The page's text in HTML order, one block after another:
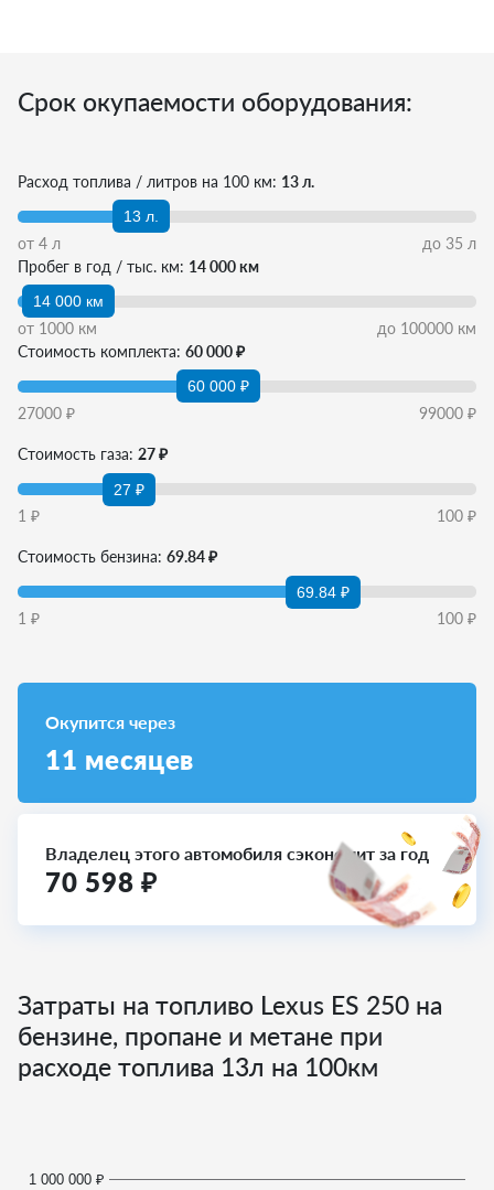
Срок окупаемости оборудования:
Расход топлива / литров на 100 км: 13 л.
13 л.
от 4 л до 35 л
Пробег в год / тыс. км: 14 000 км
14 000 км
от 1000 км до 100000 км
Стоимость комплекта: 60 000 ₽
60 000 ₽
27000 ₽ 99000 ₽
Стоимость газа: 27 ₽
27 ₽
1 ₽ 100 ₽
Стоимость бензина: 69.84 ₽
69.84 ₽
1 ₽ 100 ₽
Окупится через
11 месяцев
Владелец этого автомобиля сэкономит за год
70 598 ₽
Затраты на топливо Lexus ES 250 на
бензине, пропане и метане при
расходе топлива 13л на 100км
1 000 000 ₽